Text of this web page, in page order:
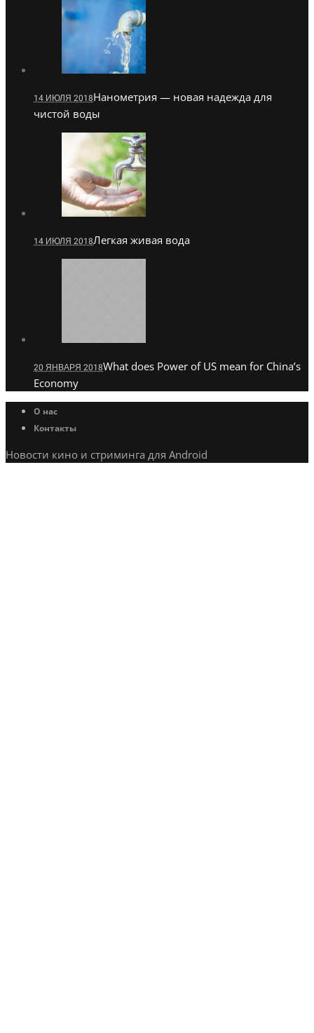
14 ИЮЛЯ 2018Нанометрия — новая надежда для
чистой воды
14 ИЮЛЯ 2018Легкая живая вода
20 ЯНВАРЯ 2018What does Power of US mean for China’s
Economy
О нас
Контакты
Новости кино и стриминга для Android